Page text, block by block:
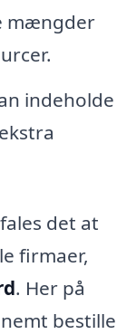
mængder
indeholde
det at
firmaer,
. Her på
bestille